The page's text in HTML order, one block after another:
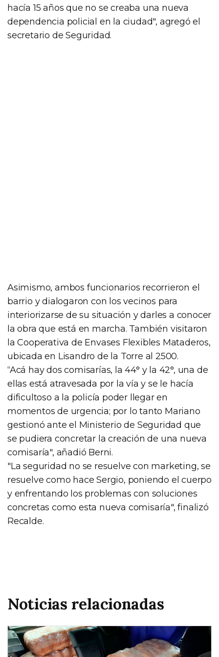
hacía 15 años que no se creaba una nueva
dependencia policial en la ciudad", agregó el
secretario de Seguridad.
Asimismo, ambos funcionarios recorrieron el
barrio y dialogaron con los vecinos para
interiorizarse de su situación y darles a conocer
la obra que está en marcha. También visitaron
la Cooperativa de Envases Flexibles Mataderos,
ubicada en Lisandro de la Torre al 2500.
“Acá hay dos comisarías, la 44° y la 42°, una de
ellas está atravesada por la vía y se le hacía
dificultoso a la policía poder llegar en
momentos de urgencia; por lo tanto Mariano
gestionó ante el Ministerio de Seguridad que
se pudiera concretar la creación de una nueva
comisaría", añadió Berni.
"La seguridad no se resuelve con marketing, se
resuelve como hace Sergio, poniendo el cuerpo
y enfrentando los problemas con soluciones
concretas como esta nueva comisaría", finalizó
Recalde.
Noticias relacionadas